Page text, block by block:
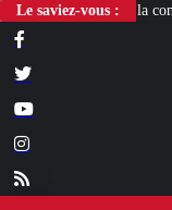
Le saviez-vous :« Ta